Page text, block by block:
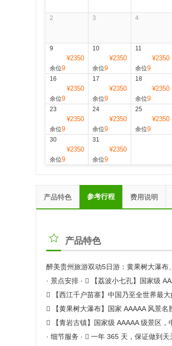
2 3 4
9
¥2350
余位9
10
¥2350
余位9
11
¥2350
余位9
16
¥2350
余位9
17
¥2350
余位9
18
¥2350
余位9
23
¥2350
余位9
24
¥2350
余位9
25
¥2350
余位9
30
¥2350
余位9
31
¥2350
余位9
产品特色 参考行程 费用说明
产品特色
醉美贵州旅游双动5日游：黄果树大瀑
· 景点安排 ·  【荔波小七孔】国家级
 【西江千户苗寨】中国乃至全世界最
 【黄果树大瀑布】国家 AAAAA 风景
 【青岩古镇】国家级 AAAAA 级景区，
· 细节服务 ·  一年 365 天，保证做到天